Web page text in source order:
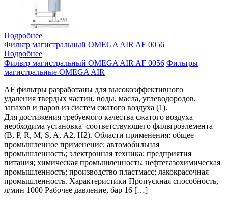
Подробнее
Фильтр магистральный OMEGA AIR AF 0056
Подробнее
Фильтр магистральный OMEGA AIR AF 0056 Фильтры
магистральные OMEGA AIR
AF фильтры разработаны для высокоэффективного
удаления твердых частиц, воды, масла, углеводородов,
запахов и паров из систем сжатого воздуха (1).
Для достижения требуемого качества сжатого воздуха
необходима установка соответствующего фильтроэлемента
(B, P, R, M, S, A, A2, H2). Области применения: общее
промышленное применение; автомобильная
промышленность; электронная техника; предприятия
питания; химическая промышленность; нефтегазохимическая
промышленность; производство пластмасс; лакокрасочная
промышленность. Характеристики Пропускная способность,
л/мин 1000 Рабочее давление, бар 16 […]